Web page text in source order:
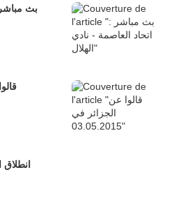
بث مباشر
انطلاق